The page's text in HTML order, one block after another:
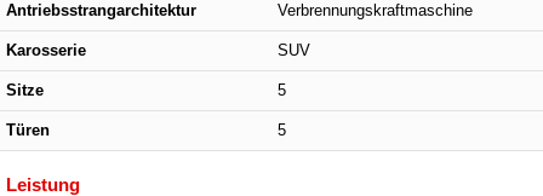
Antriebsstrangarchitektur Verbrennungskraftmaschine
Karosserie SUV
Sitze 5
Türen 5
Leistung